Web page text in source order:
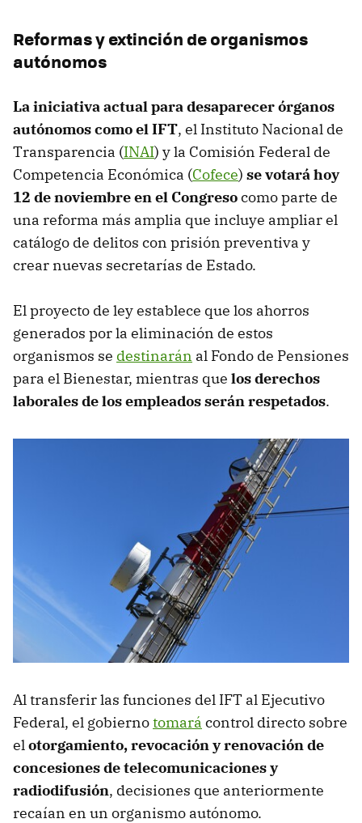
Reformas y extinción de organismos
autónomos
La iniciativa actual para desaparecer órganos
autónomos como el IFT, el Instituto Nacional de
Transparencia (INAI) y la Comisión Federal de
Competencia Económica (Cofece) se votará hoy
12 de noviembre en el Congresocomo parte de
una reforma más amplia que incluye ampliar el
catálogo de delitos con prisión preventiva y
crear nuevas secretarías de Estado.
El proyecto de ley establece que los ahorros
generados por la eliminación de estos
organismos se destinarán al Fondo de Pensiones
para el Bienestar, mientras que los derechos
laborales de los empleados serán respetados.
Al transferir las funciones del IFT al Ejecutivo
Federal, el gobiernotomará control directo sobre
elotorgamiento, revocación y renovación de
concesiones de telecomunicaciones y
radiodifusión, decisiones que anteriormente
recaían en un organismo autónomo.